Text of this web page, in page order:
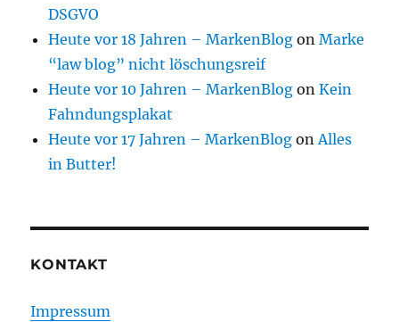
DSGVO
Heute vor 18 Jahren – MarkenBlog onMarke
“law blog” nicht löschungsreif
Heute vor 10 Jahren – MarkenBlog onKein
Fahndungsplakat
Heute vor 17 Jahren – MarkenBlog onAlles
in Butter!
KONTAKT
Impressum